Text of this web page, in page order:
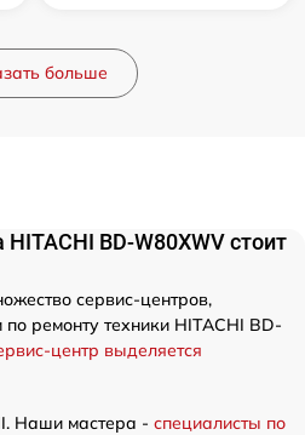
больше
BD-W80XWV стоит
сервис-центров,
ремонту техники HITACHI BD-
центр выделяется
Наши мастера - специалисты по